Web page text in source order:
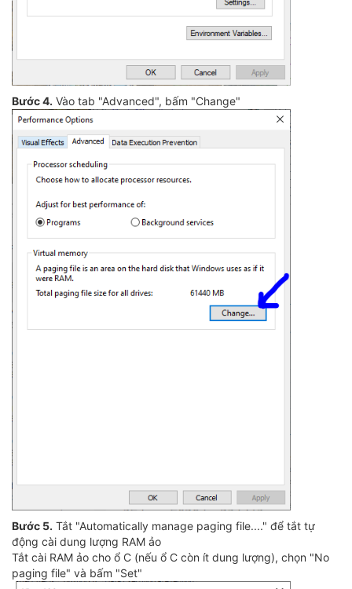
Bước 4. Vào tab "Advanced", bấm "Change"
Bước 5. Tắt "Automatically manage paging file...." để tắt tự
động cài dung lượng RAM ảo
Tắt cài RAM ảo cho ổ C (nếu ổ C còn ít dung lượng), chọn "No
paging file" và bấm "Set"